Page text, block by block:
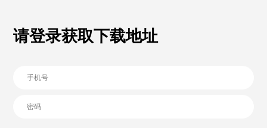
请登录获取下载地址